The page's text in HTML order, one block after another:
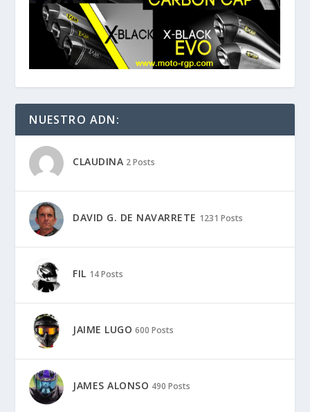
NUESTRO ADN:
CLAUDINA 2 Posts
DAVID G. DE NAVARRETE 1231 Posts
FIL 14 Posts
JAIME LUGO 600 Posts
JAMES ALONSO 490 Posts